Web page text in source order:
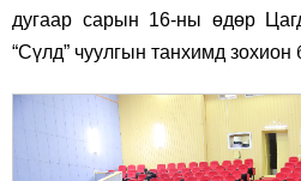
дугаар сарын 16-ны өдөр
“Сүлд” чуулгын танхимд зохион